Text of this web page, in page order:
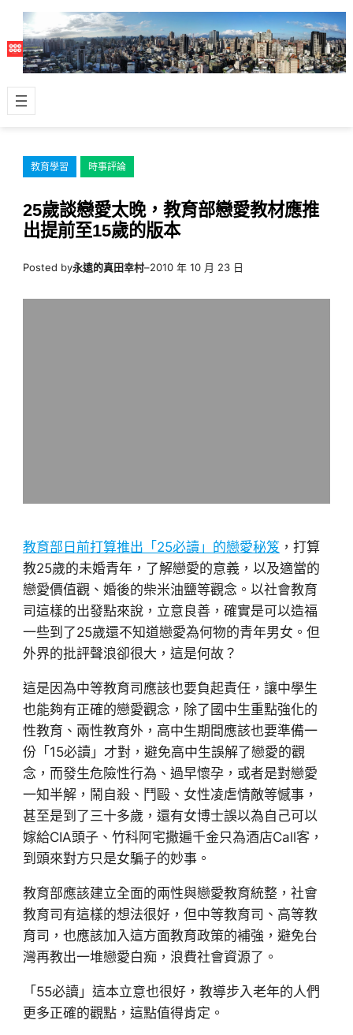
主
容
教育學習 時事評論
25歲談戀愛太晚，教育部戀愛教材應推
出提前至15歲的版本
Posted by永遠的真田幸村–2010 年 10 月 23 日
教育部日前打算推出「25必讀」的戀愛秘笈，打算
教25歲的未婚青年，了解戀愛的意義，以及適當的
戀愛價值觀、婚後的柴米油鹽等觀念。以社會教育
司這樣的出發點來說，立意良善，確實是可以造福
一些到了25歲還不知道戀愛為何物的青年男女。但
外界的批評聲浪卻很大，這是何故？
這是因為中等教育司應該也要負起責任，讓中學生
也能夠有正確的戀愛觀念，除了國中生重點強化的
性教育、兩性教育外，高中生期間應該也要準備一
份「15必讀」才對，避免高中生誤解了戀愛的觀
念，而發生危險性行為、過早懷孕，或者是對戀愛
一知半解，鬧自殺、鬥毆、女性凌虐情敵等憾事，
甚至是到了三十多歲，還有女博士誤以為自己可以
嫁給CIA頭子、竹科阿宅撒遍千金只為酒店Call客，
到頭來對方只是女騙子的妙事。
教育部應該建立全面的兩性與戀愛教育統整，社會
教育司有這樣的想法很好，但中等教育司、高等教
育司，也應該加入這方面教育政策的補強，避免台
灣再教出一堆戀愛白痴，浪費社會資源了。
「55必讀」這本立意也很好，教導步入老年的人們
更多正確的觀點，這點值得肯定。